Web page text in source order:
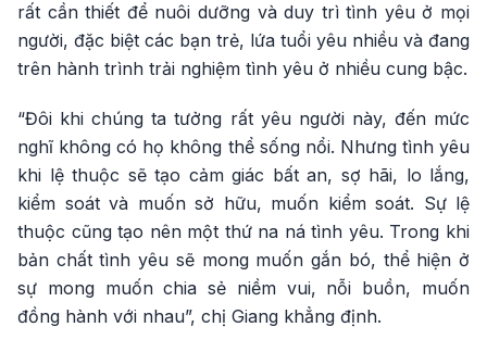
rất cần thiết để nuôi dưỡng và duy trì tình yêu ở mọi
người, đặc biệt các bạn trẻ, lứa tuổi yêu nhiều và đang
trên hành trình trải nghiệm tình yêu ở nhiều cung bậc.
“Đôi khi chúng ta tưởng rất yêu người này, đến mức
nghĩ không có họ không thể sống nổi. Nhưng tình yêu
khi lệ thuộc sẽ tạo cảm giác bất an, sợ hãi, lo lắng,
kiểm soát và muốn sở hữu, muốn kiểm soát. Sự lệ
thuộc cũng tạo nên một thứ na ná tình yêu. Trong khi
bản chất tình yêu sẽ mong muốn gắn bó, thể hiện ở
sự mong muốn chia sẻ niềm vui, nỗi buồn, muốn
đồng hành với nhau”, chị Giang khẳng định.